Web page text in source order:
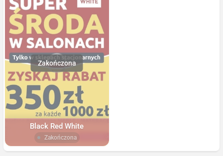
Black Red White
Zakończona